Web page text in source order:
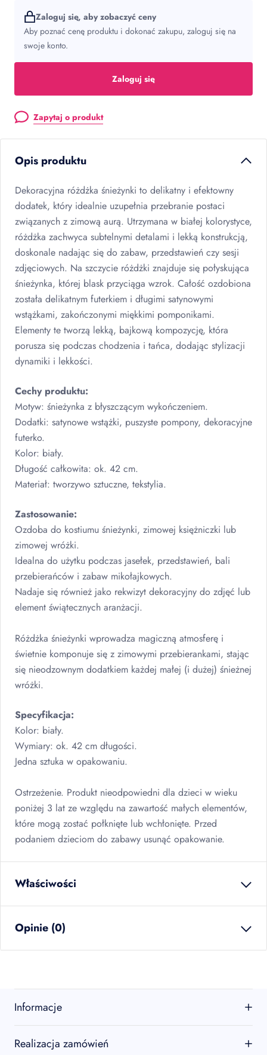
Zaloguj się, aby zobaczyć ceny
Aby poznać cenę produktu i dokonać zakupu, zaloguj się na
swoje konto.
Zaloguj się
Zapytaj o produkt
Opis produktu
Dekoracyjna różdżka śnieżynki to delikatny i efektowny
dodatek, który idealnie uzupełnia przebranie postaci
związanych z zimową aurą. Utrzymana w białej kolorystyce,
różdżka zachwyca subtelnymi detalami i lekką konstrukcją,
doskonale nadając się do zabaw, przedstawień czy sesji
zdjęciowych. Na szczycie różdżki znajduje się połyskująca
śnieżynka, której blask przyciąga wzrok. Całość ozdobiona
została delikatnym futerkiem i długimi satynowymi
wstążkami, zakończonymi miękkimi pomponikami.
Elementy te tworzą lekką, bajkową kompozycję, która
porusza się podczas chodzenia i tańca, dodając stylizacji
dynamiki i lekkości.
Cechy produktu:
Motyw: śnieżynka z błyszczącym wykończeniem.
Dodatki: satynowe wstążki, puszyste pompony, dekoracyjne
futerko.
Kolor: biały.
Długość całkowita: ok. 42 cm.
Materiał: tworzywo sztuczne, tekstylia.
Zastosowanie:
Ozdoba do kostiumu śnieżynki, zimowej księżniczki lub
zimowej wróżki.
Idealna do użytku podczas jasełek, przedstawień, bali
przebierańców i zabaw mikołajkowych.
Nadaje się również jako rekwizyt dekoracyjny do zdjęć lub
element świątecznych aranżacji.
Różdżka śnieżynki wprowadza magiczną atmosferę i
świetnie komponuje się z zimowymi przebierankami, stając
się nieodzownym dodatkiem każdej małej (i dużej) śnieżnej
wróżki.
Specyfikacja:
Kolor: biały.
Wymiary: ok. 42 cm długości.
Jedna sztuka w opakowaniu.
Ostrzeżenie. Produkt nieodpowiedni dla dzieci w wieku
poniżej 3 lat ze względu na zawartość małych elementów,
które mogą zostać połknięte lub wchłonięte. Przed
podaniem dzieciom do zabawy usunąć opakowanie.
Właściwości
ilość w opakowaniu
zbiorczym
sztuk w kartonie
12szt
warstw na palecie
Opinie (0)
Bądź pierwszą osobą, która podzieli się opinią o tym
produkcie!
Oceń produkt
Informacje
O firmie
Kontakt
Realizacja zamówień